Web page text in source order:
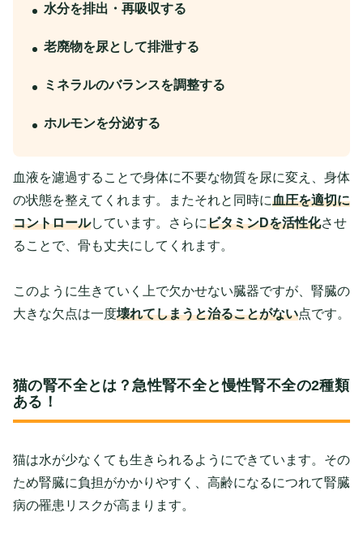
水分を排出・再吸収する
老廃物を尿として排泄する
ミネラルのバランスを調整する
ホルモンを分泌する
血液を濾過することで身体に不要な物質を尿に変え、身体
の状態を整えてくれます。またそれと同時に血圧を適切に
コントロールしています。さらにビタミンDを活性化させ
ることで、骨も丈夫にしてくれます。
このように生きていく上で欠かせない臓器ですが、腎臓の
大きな欠点は一度壊れてしまうと治ることがない点です。
猫の腎不全とは？急性腎不全と慢性腎不全の2種類
ある！
猫は水が少なくても生きられるようにできています。その
ため腎臓に負担がかかりやすく、高齢になるにつれて腎臓
病の罹患リスクが高まります。